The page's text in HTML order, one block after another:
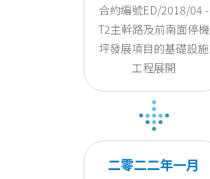
合約編號ED/2018/04 -
T2主幹路及前南面停機
坪發展項目的基礎設施
工程展開
二零二二年一月